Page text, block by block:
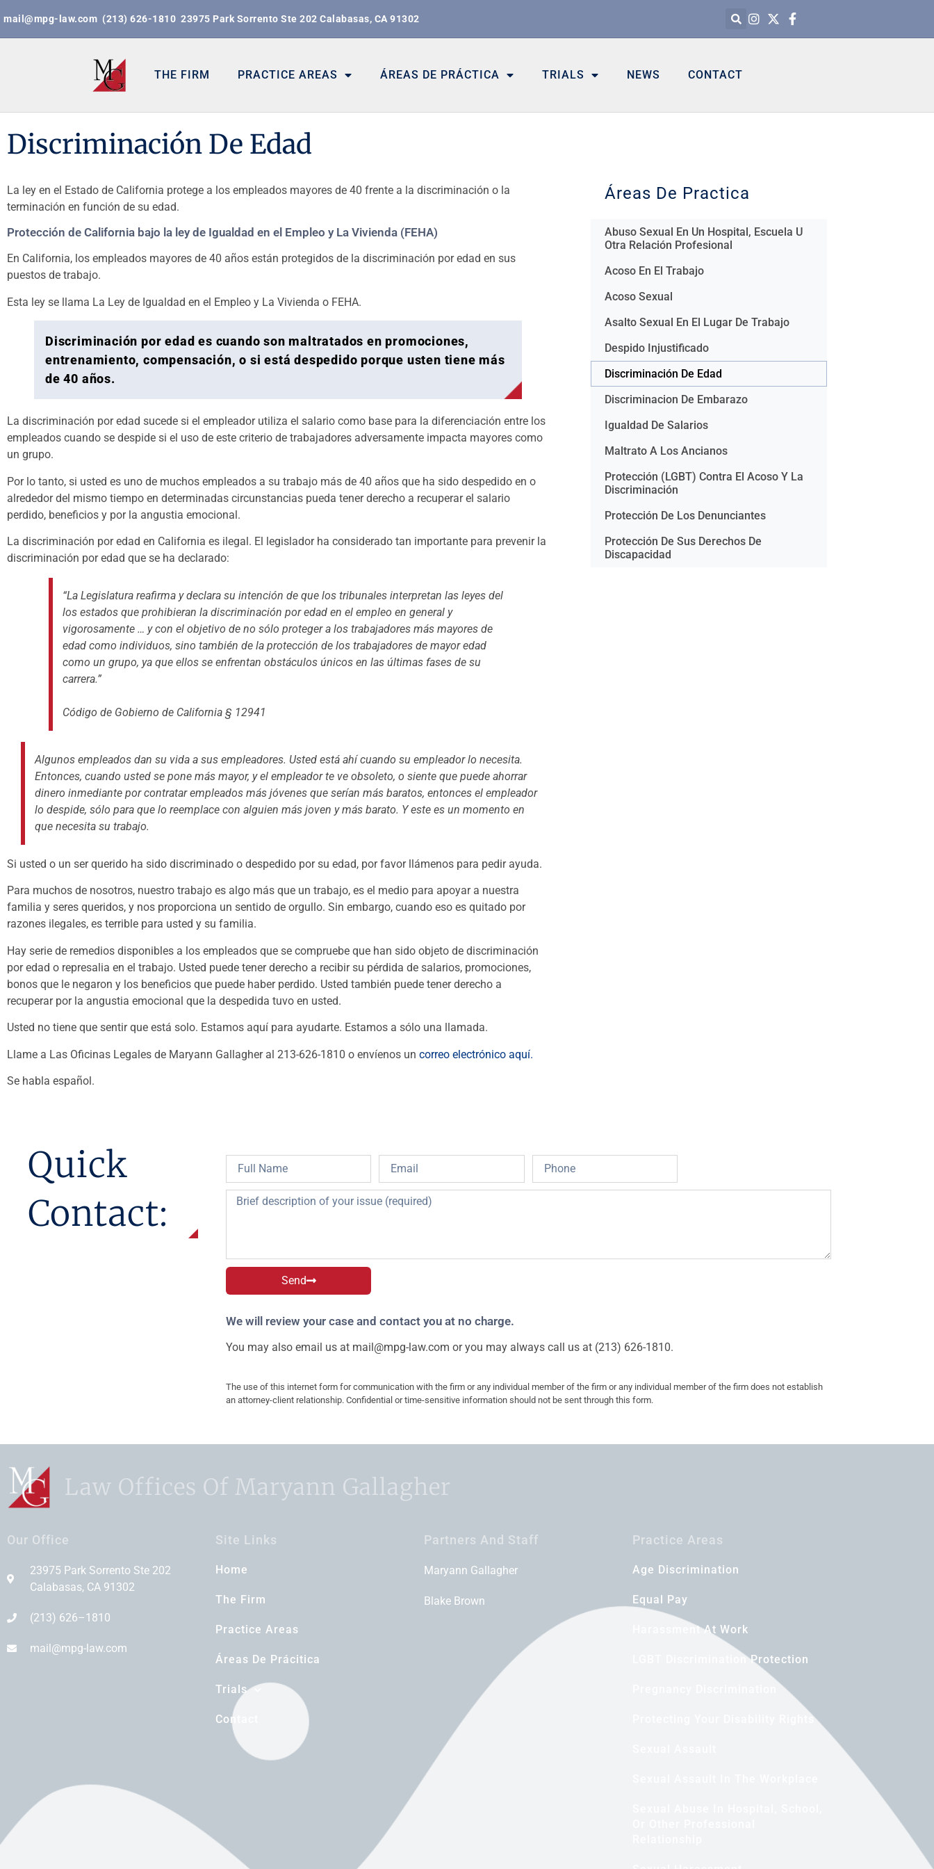
mail@mpg-law.com (213) 626-1810 23975 Park Sorrento Ste 202 Calabasas, CA 91302
THE FIRM PRACTICE AREAS ÁREAS DE PRÁCTICA TRIALS NEWS CONTACT
Discriminación De Edad
La ley en el Estado de California protege a los empleados mayores de 40 frente a la discriminación o la
terminación en función de su edad.
Protección de California bajo la ley de Igualdad en el Empleo y La Vivienda (FEHA)
En California, los empleados mayores de 40 años están protegidos de la discriminación por edad en sus
puestos de trabajo.
Esta ley se llama La Ley de Igualdad en el Empleo y La Vivienda o FEHA.
Discriminación por edad es cuando son maltratados en promociones,
entrenamiento, compensación, o si está despedido porque usten tiene más
de 40 años.
La discriminación por edad sucede si el empleador utiliza el salario como base para la diferenciación entre los
empleados cuando se despide si el uso de este criterio de trabajadores adversamente impacta mayores como
un grupo.
Por lo tanto, si usted es uno de muchos empleados a su trabajo más de 40 años que ha sido despedido en o
alrededor del mismo tiempo en determinadas circunstancias pueda tener derecho a recuperar el salario
perdido, beneficios y por la angustia emocional.
La discriminación por edad en California es ilegal. El legislador ha considerado tan importante para prevenir la
discriminación por edad que se ha declarado:
“La Legislatura reafirma y declara su intención de que los tribunales interpretan las leyes del
los estados que prohibieran la discriminación por edad en el empleo en general y
vigorosamente … y con el objetivo de no sólo proteger a los trabajadores más mayores de
edad como individuos, sino también de la protección de los trabajadores de mayor edad
como un grupo, ya que ellos se enfrentan obstáculos únicos en las últimas fases de su
carrera.”
Código de Gobierno de California § 12941
Algunos empleados dan su vida a sus empleadores. Usted está ahí cuando su empleador lo necesita.
Entonces, cuando usted se pone más mayor, y el empleador te ve obsoleto, o siente que puede ahorrar
dinero inmediante por contratar empleados más jóvenes que serían más baratos, entonces el empleador
lo despide, sólo para que lo reemplace con alguien más joven y más barato. Y este es un momento en
que necesita su trabajo.
Si usted o un ser querido ha sido discriminado o despedido por su edad, por favor llámenos para pedir ayuda.
Para muchos de nosotros, nuestro trabajo es algo más que un trabajo, es el medio para apoyar a nuestra
familia y seres queridos, y nos proporciona un sentido de orgullo. Sin embargo, cuando eso es quitado por
razones ilegales, es terrible para usted y su familia.
Hay serie de remedios disponibles a los empleados que se compruebe que han sido objeto de discriminación
por edad o represalia en el trabajo. Usted puede tener derecho a recibir su pérdida de salarios, promociones,
bonos que le negaron y los beneficios que puede haber perdido. Usted también puede tener derecho a
recuperar por la angustia emocional que la despedida tuvo en usted.
Usted no tiene que sentir que está solo. Estamos aquí para ayudarte. Estamos a sólo una llamada.
Llame a Las Oficinas Legales de Maryann Gallagher al 213-626-1810 o envíenos un correo electrónico aquí.
Se habla español.
Áreas De Practica
Abuso Sexual En Un Hospital, Escuela U
Otra Relación Profesional
Acoso En El Trabajo
Acoso Sexual
Asalto Sexual En El Lugar De Trabajo
Despido Injustificado
Discriminación De Edad
Discriminacion De Embarazo
Igualdad De Salarios
Maltrato A Los Ancianos
Protección (LGBT) Contra El Acoso Y La
Discriminación
Protección De Los Denunciantes
Protección De Sus Derechos De
Discapacidad
Quick
Contact:
Send
We will review your case and contact you at no charge.
You may also email us at mail@mpg-law.com or you may always call us at (213) 626-1810.
The use of this internet form for communication with the firm or any individual member of the firm or any individual member of the firm does not establish
an attorney-client relationship. Confidential or time-sensitive information should not be sent through this form.
Law Offices Of Maryann Gallagher
Our Office
23975 Park Sorrento Ste 202
Calabasas, CA 91302
(213) 626–1810
mail@mpg-law.com
Site Links
Home
The Firm
Practice Areas
Áreas De Prácitica
Trials
Contact
Partners And Staff
Maryann Gallagher
Blake Brown
Practice Areas
Age Discrimination
Equal Pay
Harassment At Work
LGBT Discrimination Protection
Protecting Your Disability Rights